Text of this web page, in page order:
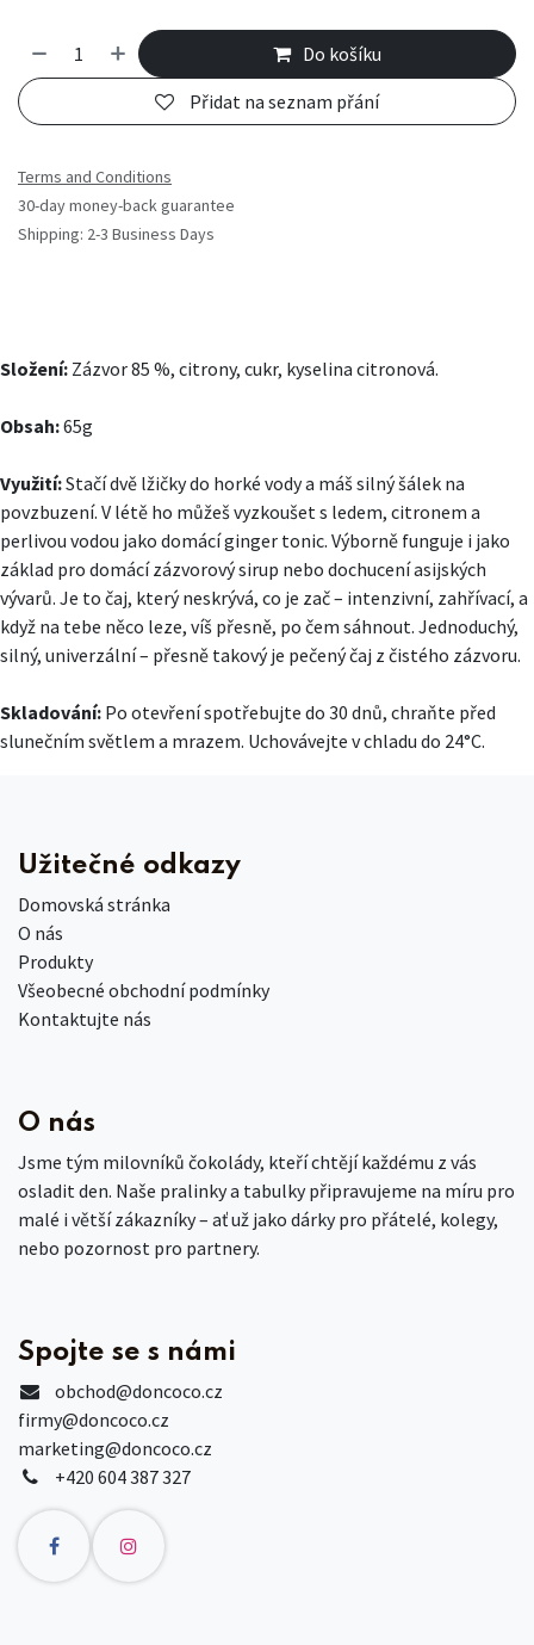
Do košíku
Přidat na seznam přání
Terms and Conditions
30-day money-back guarantee
Shipping: 2-3 Business Days
Složení: Zázvor 85 %, citrony, cukr, kyselina citronová.
Obsah:65g
Využití:Stačí dvě lžičky do horké vody a máš silný šálek na
povzbuzení. V létě ho můžeš vyzkoušet s ledem, citronem a
perlivou vodou jako domácí ginger tonic. Výborně funguje i jako
základ pro domácí zázvorový sirup nebo dochucení asijských
vývarů. Je to čaj, který neskrývá, co je zač – intenzivní, zahřívací, a
když na tebe něco leze, víš přesně, po čem sáhnout. Jednoduchý,
silný, univerzální – přesně takový je pečený čaj z čistého zázvoru.
Skladování: Po otevření spotřebujte do 30 dnů, chraňte před
slunečním světlem a mrazem. Uchovávejte v chladu do 24°C.
Užitečné odkazy
Domovská stránka
O nás
Produkty
Všeobecné obchodní podmínky
Kontaktujte nás
O nás
Jsme tým milovníků čokolády, kteří chtějí každému z vás
osladit den. Naše pralinky a tabulky připravujeme na míru pro
malé i větší zákazníky – ať už jako dárky pro přátelé, kolegy,
nebo pozornost pro partnery.
Spojte se s námi
obchod@doncoco.cz
firmy@doncoco.cz
marketing@doncoco.cz
+420 604 387 327